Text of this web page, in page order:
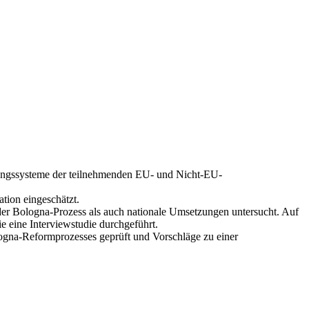
der teilnehmenden EU- und Nicht-EU-
eingeschätzt.
Bologna-Prozess als auch nationale Umsetzungen untersucht. Auf
eine Interviewstudie durchgeführt.
Reformprozesses geprüft und Vorschläge zu einer